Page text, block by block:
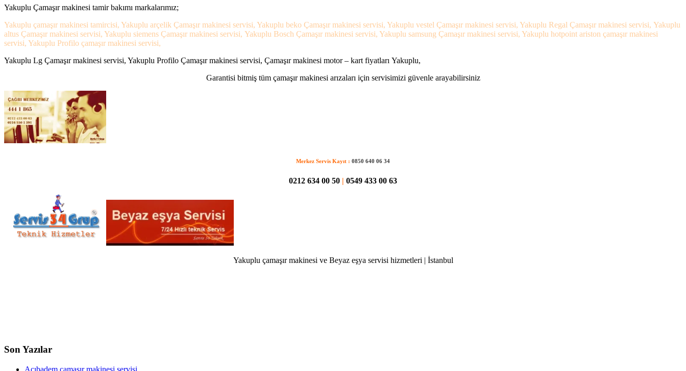
Yakuplu Çamaşır makinesi tamir bakımı markalarımız;
Yakuplu çamaşır makinesi tamircisi, Yakuplu arçelik Çamaşır makinesi servisi, Yakuplu beko Çamaşır makinesi servisi, Yakuplu vestel Çamaşır makinesi servisi, Yakuplu Regal Çamaşır makinesi servisi, Yakuplu
altus Çamaşır makinesi servisi, Yakuplu siemens Çamaşır makinesi servisi, Yakuplu Bosch Çamaşır makinesi servisi, Yakuplu samsung Çamaşır makinesi servisi, Yakuplu hotpoint ariston çamaşır makinesi
servisi, Yakuplu Profilo çamaşır makinesi servisi,
Yakuplu Lg Çamaşır makinesi servisi, Yakuplu Profilo Çamaşır makinesi servisi, Çamaşır makinesi motor – kart fiyatları Yakuplu,
Garantisi bitmiş tüm çamaşır makinesi arızaları için servisimizi güvenle arayabilirsiniz
Merkez Servis Kayıt : 0850 640 06 34
0212 634 00 50 0549 433 00 63
Yakuplu çamaşır makinesi ve Beyaz eşya servisi hizmetleri | İstanbul
Son Yazılar
Acıbadem çamaşır makinesi servisi